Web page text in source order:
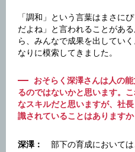
「調和」という言葉はまさに
だよね」と言われることがあ
ら、みんなで成果を出してい
なりに模索してきました。
おそらく深澤さんは人の
るのではないかと思います。
なスキルだと思いますが、社
識されていることはありますか
深澤：
部下の育成において